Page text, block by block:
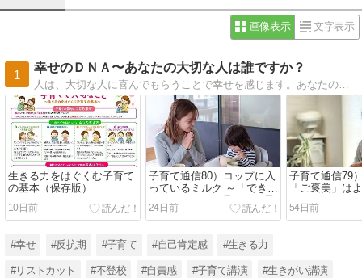
画像表示 文字表示
1
幸せのＤＮＡ〜あなたの大切な人は誰ですか？
人は、大切な人に喜んでもらうことで幸せを感じます。あなたの大切な人は誰ですか？ あなたは誰の愛を受け取っていますか？
生きる力をはぐくむ子育て
の基本（保存版）
10日前
子育て通信80）コップに入
っているミルク ～「できて
いるところ」を見つける子
育て
24日前
子育て通信79
「ご褒美」は
54日前
#幸せ #反抗期 #子育て #自己肯定感 #生きる力
#リストカット #不登校 #自責感 #子育て講演 #生きがい講演